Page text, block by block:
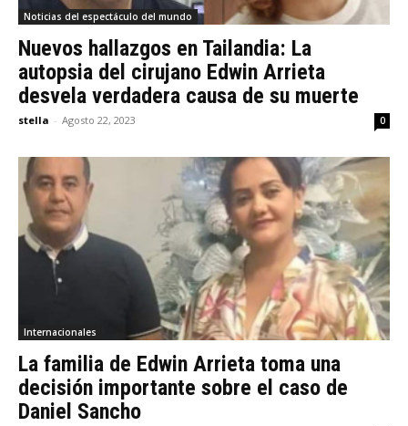
Noticias del espectáculo del mundo
Nuevos hallazgos en Tailandia: La
autopsia del cirujano Edwin Arrieta
desvela verdadera causa de su muerte
stella - Agosto 22, 2023 0
Internacionales
La familia de Edwin Arrieta toma una
decisión importante sobre el caso de
Daniel Sancho